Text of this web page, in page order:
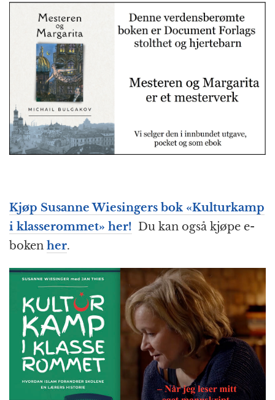
Kjøp Susanne Wiesingers bok «Kulturkamp
i klasserommet» her! Du kan også kjøpe e-
boken her.